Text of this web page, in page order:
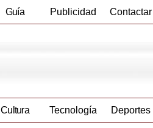
Guía Publicidad Contactar
Cultura Tecnología Deportes